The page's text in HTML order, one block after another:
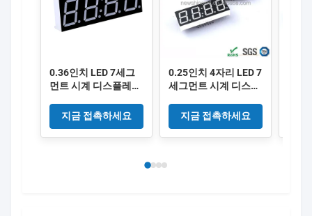
0.36인치 LED 7세그
먼트 시계 디스플레이
레이 모듈, 전자 시계
프로젝트 및 타이밍 장
치에 적합
지금 접촉하세요
0.25인치 4자리 LED 7
세그먼트 시계 디스플
높이지금 접촉하세요